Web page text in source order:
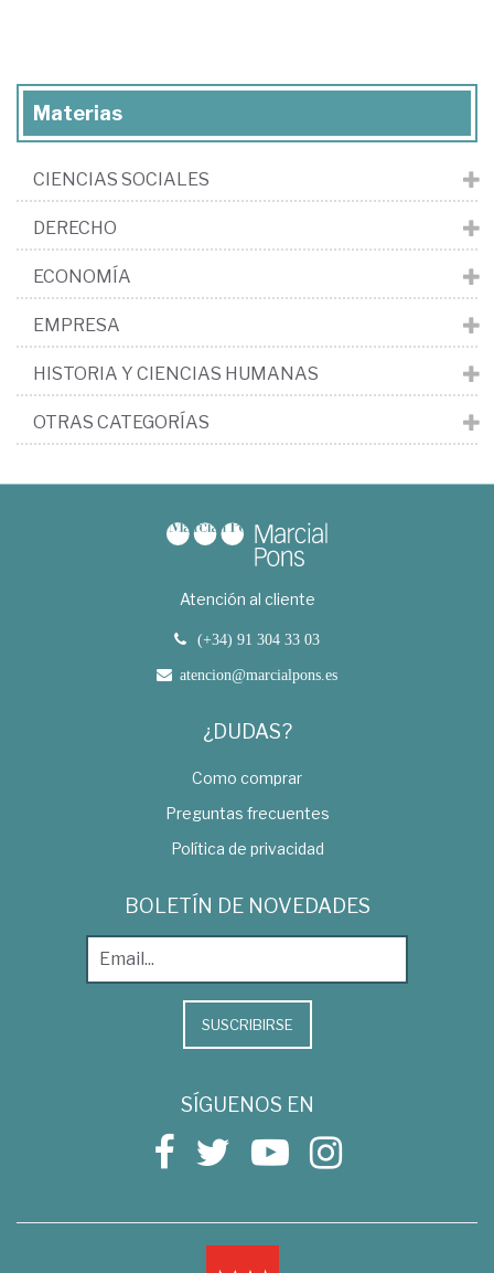
Materias
CIENCIAS SOCIALES
DERECHO
ECONOMÍA
EMPRESA
HISTORIA Y CIENCIAS HUMANAS
OTRAS CATEGORÍAS
Atención al cliente
(+34) 91 304 33 03
atencion@marcialpons.es
¿DUDAS?
Como comprar
Preguntas frecuentes
Política de privacidad
BOLETÍN DE NOVEDADES
SUSCRIBIRSE
SÍGUENOS EN